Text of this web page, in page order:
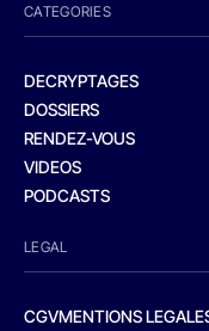
CATEGORIES
DECRYPTAGES
DOSSIERS
RENDEZ-VOUS
VIDEOS
PODCASTS
LEGAL
CGVMENTIONS